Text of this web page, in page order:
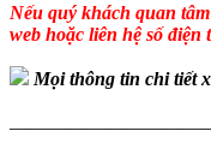
Nếu quý khách quan
web hoặc liên hệ số điện
Mọi thông tin chi tiết